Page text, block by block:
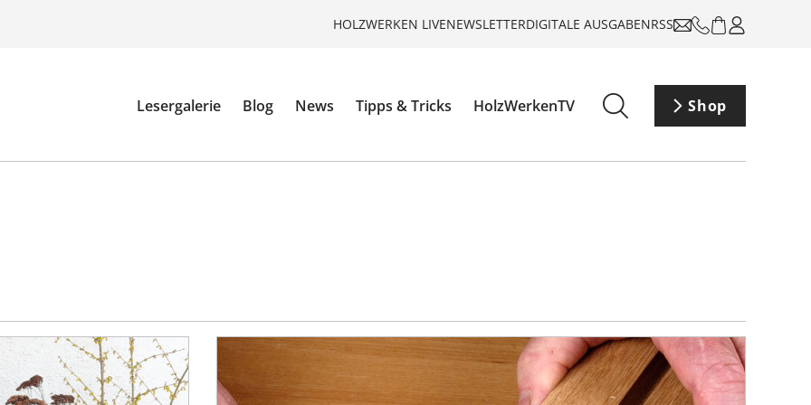
HOLZWERKEN LIVENEWSLETTERDIGITALE AUSGABENRSS
Lesergalerie Blog News Tipps & Tricks HolzWerkenTV Shop